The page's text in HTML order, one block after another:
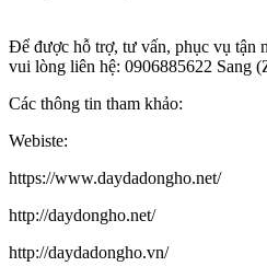
Để được hỗ trợ, tư vấn, phục vụ tận
vui lòng liên hệ: 0906885622 Sang
Các thông tin tham khảo:
Webiste:
https://www.daydadongho.net/
http://daydongho.net/
http://daydadongho.vn/